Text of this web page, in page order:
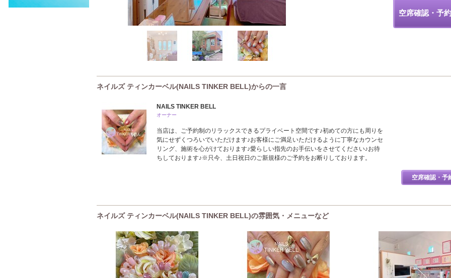
空席確認・予
ネイルズ ティンカーベル(NAILS TINKER BELL)からの一言
NAILS TINKER BELL
オーナー
当店は、ご予約制のリラックスできるプライベート空間です♪初めての方にも周りを
気にせずくつろいでいただけます♪お客様にご満足いただけるように丁寧なカウンセ
リング、施術を心がけております♪愛らしい指先のお手伝いをさせてください♪お待
ちしております♪※只今、土日祝日のご新規様のご予約をお断りしております。
空席確認・予
ネイルズ ティンカーベル(NAILS TINKER BELL)の雰囲気・メニューなど